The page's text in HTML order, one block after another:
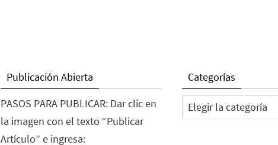
Publicación Abierta
PASOS PARA PUBLICAR: Dar clic en
la imagen con el texto “Publicar
Artículo” e ingresa:
Categorías
Categorías